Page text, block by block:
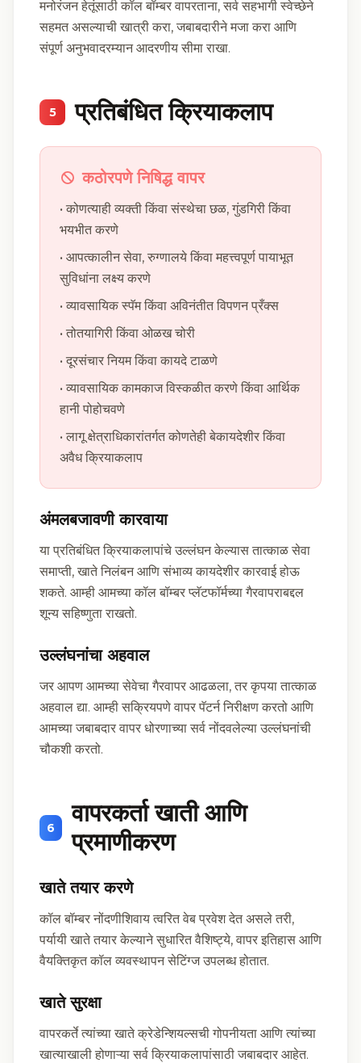
मनोरंजन हेतूंसाठी कॉल बॉम्बर वापरताना, सर्व सहभागी स्वेच्छेने
सहमत असल्याची खात्री करा, जबाबदारीने मजा करा आणि
संपूर्ण अनुभवादरम्यान आदरणीय सीमा राखा.
5 प्रतिबंधित क्रियाकलाप
कठोरपणे निषिद्ध वापर
• कोणत्याही व्यक्ती किंवा संस्थेचा छळ, गुंडगिरी किंवा
भयभीत करणे
• आपत्कालीन सेवा, रुग्णालये किंवा महत्त्वपूर्ण पायाभूत
सुविधांना लक्ष्य करणे
• व्यावसायिक स्पॅम किंवा अविनंतीत विपणन प्रँक्स
• तोतयागिरी किंवा ओळख चोरी
• दूरसंचार नियम किंवा कायदे टाळणे
• व्यावसायिक कामकाज विस्कळीत करणे किंवा आर्थिक
हानी पोहोचवणे
• लागू क्षेत्राधिकारांतर्गत कोणतेही बेकायदेशीर किंवा
अवैध क्रियाकलाप
अंमलबजावणी कारवाया
या प्रतिबंधित क्रियाकलापांचे उल्लंघन केल्यास तात्काळ सेवा
समाप्ती, खाते निलंबन आणि संभाव्य कायदेशीर कारवाई होऊ
शकते. आम्ही आमच्या कॉल बॉम्बर प्लॅटफॉर्मच्या गैरवापराबद्दल
शून्य सहिष्णुता राखतो.
उल्लंघनांचा अहवाल
जर आपण आमच्या सेवेचा गैरवापर आढळला, तर कृपया तात्काळ
अहवाल द्या. आम्ही सक्रियपणे वापर पॅटर्न निरीक्षण करतो आणि
आमच्या जबाबदार वापर धोरणाच्या सर्व नोंदवलेल्या उल्लंघनांची
चौकशी करतो.
6
वापरकर्ता खाती आणि
प्रमाणीकरण
खाते तयार करणे
कॉल बॉम्बर नोंदणीशिवाय त्वरित वेब प्रवेश देत असले तरी,
पर्यायी खाते तयार केल्याने सुधारित वैशिष्ट्ये, वापर इतिहास आणि
वैयक्तिकृत कॉल व्यवस्थापन सेटिंग्ज उपलब्ध होतात.
खाते सुरक्षा
वापरकर्ते त्यांच्या खाते क्रेडेन्शियल्सची गोपनीयता आणि त्यांच्या
खात्याखाली होणाऱ्या सर्व क्रियाकलापांसाठी जबाबदार आहेत.